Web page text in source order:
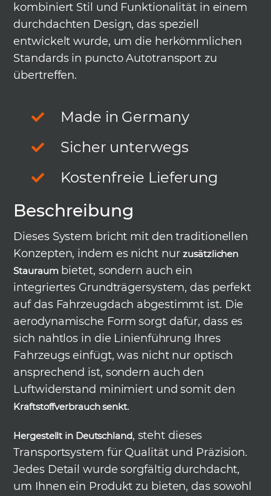
kombiniert Stil und Funktionalität in einem
durchdachten Design, das speziell
entwickelt wurde, um die herkömmlichen
Standards in puncto Autotransport zu
übertreffen.
Made in Germany
Sicher unterwegs
Kostenfreie Lieferung
Beschreibung
Dieses System bricht mit den traditionellen
Konzepten, indem es nicht nurzusätzlichen
Stauraumbietet, sondern auch ein
integriertes Grundträgersystem, das perfekt
auf das Fahrzeugdach abgestimmt ist. Die
aerodynamische Form sorgt dafür, dass es
sich nahtlos in die Linienführung Ihres
Fahrzeugs einfügt, was nicht nur optisch
ansprechend ist, sondern auch den
Luftwiderstand minimiert und somit den
Kraftstoffverbrauch senkt.
Hergestellt in Deutschland, steht dieses
Transportsystem für Qualität und Präzision.
Jedes Detail wurde sorgfältig durchdacht,
um Ihnen ein Produkt zu bieten, das sowohl